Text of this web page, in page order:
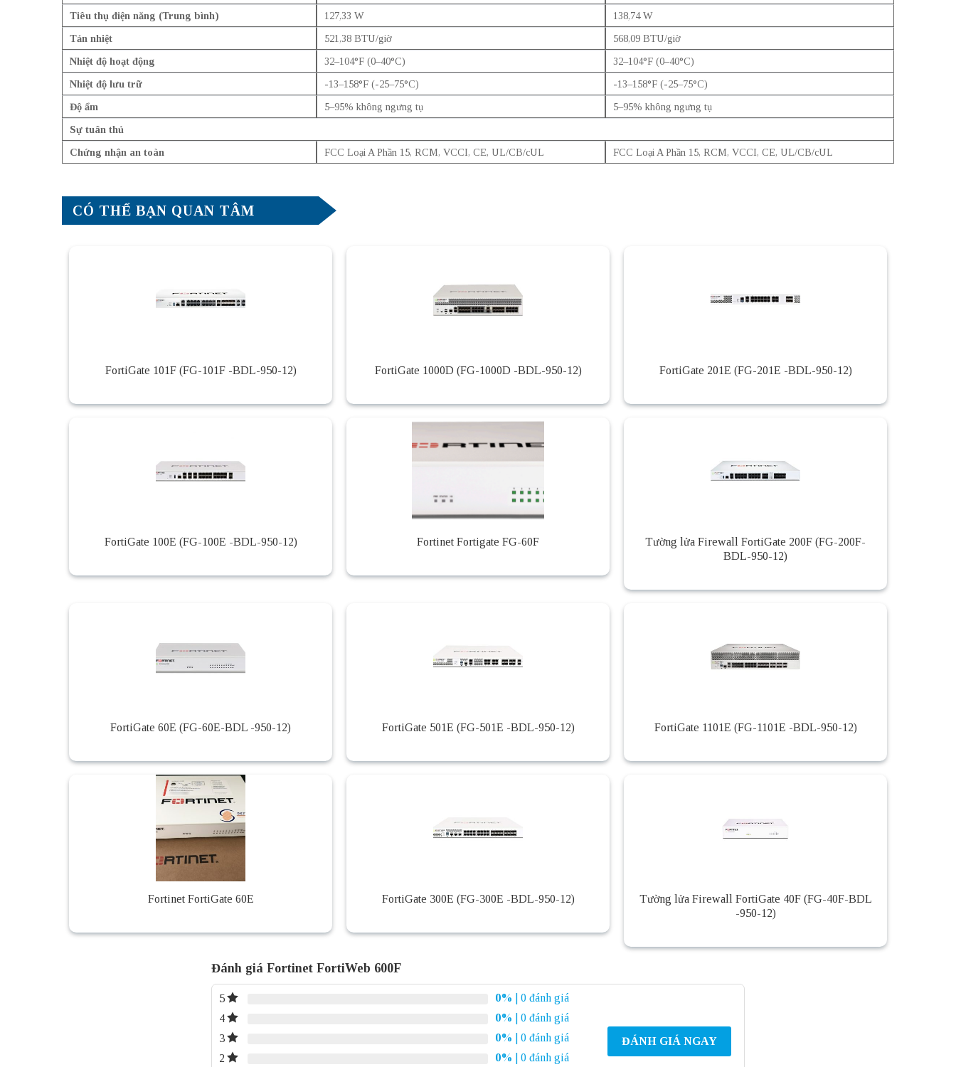
Tiêu thụ điện năng (Trung bình)
127,33 W
138,74 W
Tản nhiệt
521,38 BTU/giờ
568,09 BTU/giờ
Nhiệt độ hoạt động
32–104°F (0–40°C)
32–104°F (0–40°C)
Nhiệt độ lưu trữ
-13–158°F (-25–75°C)
-13–158°F (-25–75°C)
Độ ẩm
5–95% không ngưng tụ
5–95% không ngưng tụ
Sự tuân thủ
Chứng nhận an toàn
FCC Loại A Phần 15, RCM, VCCI, CE, UL/CB/cUL FCC Loại A Phần 15, RCM, VCCI, CE, UL/CB/cUL
CÓ THỂ BẠN QUAN TÂM
FortiGate 101F (FG-101F -BDL-950-12) FortiGate 1000D (FG-1000D -BDL-950-12) FortiGate 201E (FG-201E -BDL-950-12)
FortiGate 100E (FG-100E -BDL-950-12) Fortinet Fortigate FG-60F
Tường lửa Firewall FortiGate 200F (FG-200F-
BDL-950-12)
FortiGate 60E (FG-60E-BDL -950-12) FortiGate 501E (FG-501E -BDL-950-12) FortiGate 1101E (FG-1101E -BDL-950-12)
Fortinet FortiGate 60E FortiGate 300E (FG-300E -BDL-950-12)
Tường lửa Firewall FortiGate 40F (FG-40F-BDL
-950-12)
Đánh giá Fortinet FortiWeb 600F
5 0%
| 0 đánh giá
4
0%
| 0 đánh giá
3
0%
| 0 đánh giá
2
0% | 0 đánh giá
ĐÁNH GIÁ NGAY